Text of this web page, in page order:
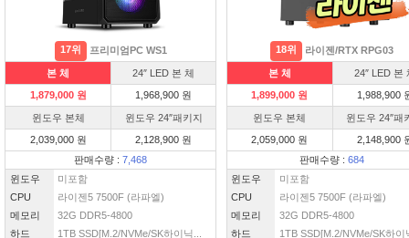
17위 프리미엄PC WS1
본 체
24″ LED 본 체
1,879,000 원
1,968,900 원
윈도우 본체
윈도우 24″패키지
2,039,000 원
2,128,900 원
판매수량 : 7,468
윈도우
미포함
CPU
라이젠5 7500F (라파엘)
메모리
32G DDR5-4800
하드
1TB SSD[M.2/NVMe/SK하이닉...
18위 라이젠/RTX RPG03
본 체
24″ LED 본
1,899,000 원
1,988,900
윈도우 본체
윈도우 24″패
2,059,000 원
2,148,900
판매수량 : 684
윈도우
미포함
CPU
라이젠5 7500F (라파엘)
메모리
32G DDR5-4800
하드
1TB SSD[M.2/NVMe/SK하이